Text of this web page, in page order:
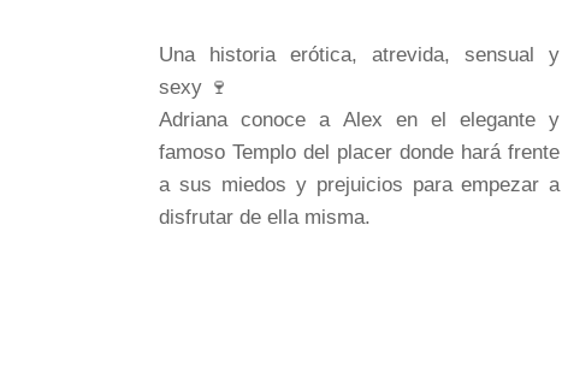
Una historia erótica, atrevida, sensual y
sexy 🍷
Adriana conoce a Alex en el elegante y
famoso Templo del placer donde hará frente
a sus miedos y prejuicios para empezar a
disfrutar de ella misma.